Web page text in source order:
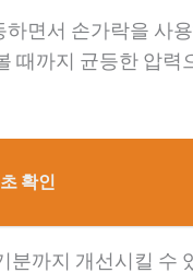
면서 손가락을 사
때까지 균등한 압
확인
까지 개선시킬 수